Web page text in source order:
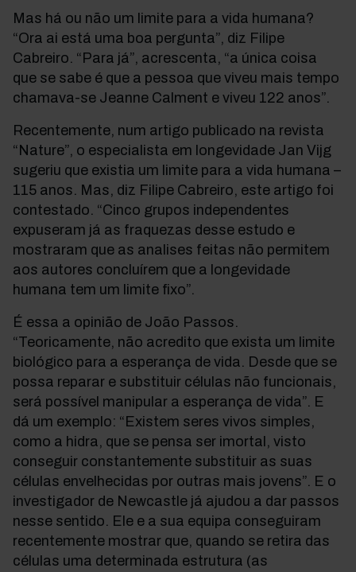
Mas há ou não um limite para a vida humana?
“Ora ai está uma boa pergunta”, diz Filipe
Cabreiro. “Para já”, acrescenta, “a única coisa
que se sabe é que a pessoa que viveu mais tempo
chamava-se Jeanne Calment e viveu 122 anos”.
Recentemente, num artigo publicado na revista
“Nature”, o especialista em longevidade Jan Vijg
sugeriu que existia um limite para a vida humana –
115 anos. Mas, diz Filipe Cabreiro, este artigo foi
contestado. “Cinco grupos independentes
expuseram já as fraquezas desse estudo e
mostraram que as analises feitas não permitem
aos autores concluírem que a longevidade
humana tem um limite fixo”.
É essa a opinião de João Passos.
“Teoricamente, não acredito que exista um limite
biológico para a esperança de vida. Desde que se
possa reparar e substituir células não funcionais,
será possível manipular a esperança de vida”. E
dá um exemplo: “Existem seres vivos simples,
como a hidra, que se pensa ser imortal, visto
conseguir constantemente substituir as suas
células envelhecidas por outras mais jovens”. E o
investigador de Newcastle já ajudou a dar passos
nesse sentido. Ele e a sua equipa conseguiram
recentemente mostrar que, quando se retira das
células uma determinada estrutura (as